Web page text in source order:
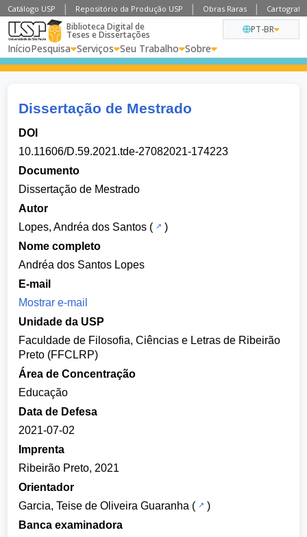
Catálogo USP Repositório da Produção USP Obras Raras
Biblioteca Digital de
Teses e Dissertações
InícioPesquisa Serviços Seu Trabalho Sobre
PT-BR
Dissertação de Mestrado
DOI
10.11606/D.59.2021.tde-27082021-174223
Documento
Dissertação de Mestrado
Autor
Lopes, Andréa dos Santos (
)
Nome completo
Andréa dos Santos Lopes
E-mail
Mostrar e-mail
Unidade da USP
Faculdade de Filosofia, Ciências e Letras de Ribeirão
Preto (FFCLRP)
Área de Concentração
Educação
Data de Defesa
2021-07-02
Imprenta
Ribeirão Preto, 2021
Orientador
Garcia, Teise de Oliveira Guaranha (
)
Banca examinadora